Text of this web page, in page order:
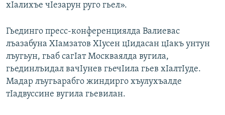
хIалихъе чIезарун руго гьел».
Гьединго пресс-конференциялда Валиевас
лъазабуна ХIамзатов ХIусен цIидасан цIакъ унтун
лъугьун, гьаб сагIат Москваялда вугила,
гьединлъидал вачIунев гьечIила гьев хIалтIуде.
Мадар лъугьарабго жиндирго хъулухъалде
тIадвуссине вугила гьевилан.